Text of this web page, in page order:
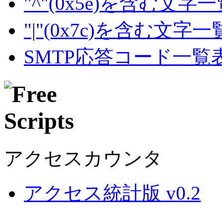
"|"(0x7c)を含む文字一
SMTP応答コード一覧
アクセスカウンタ
アクセス統計版 v0.2